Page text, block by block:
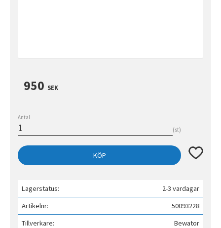
950 SEK
Antal
st
KÖP Lägg till
Lagerstatus
2-3 vardagar
Artikelnr
50093228
Tillverkare
Bewator